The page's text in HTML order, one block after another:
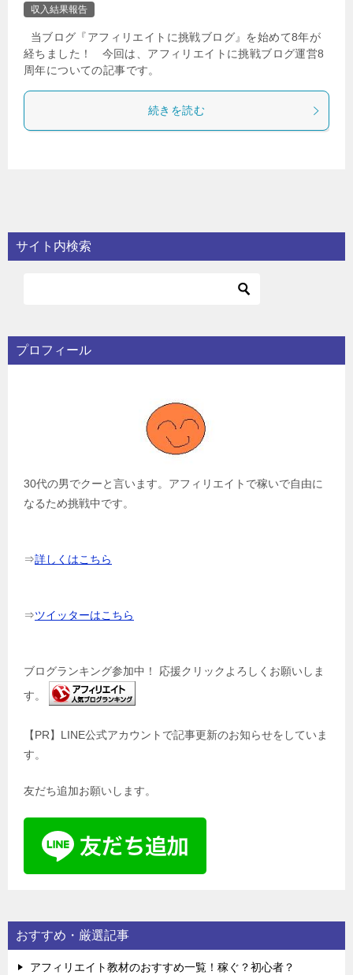
収入結果報告
当ブログ『アフィリエイトに挑戦ブログ』を始めて8年が
経ちました！ 今回は、アフィリエイトに挑戦ブログ運営8
周年についての記事です。
続きを読む
サイト内検索
プロフィール
30代の男でクーと言います。アフィリエイトで稼いで自由に
なるため挑戦中です。
⇒詳しくはこちら
⇒ツイッターはこちら
ブログランキング参加中！ 応援クリックよろしくお願いしま
す。
【PR】LINE公式アカウントで記事更新のお知らせをしていま
す。
友だち追加お願いします。
おすすめ・厳選記事
アフィリエイト教材のおすすめ一覧！稼ぐ？初心者？